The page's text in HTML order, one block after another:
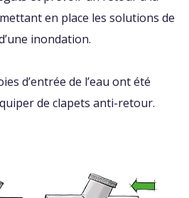
en place les solutions de
inondation.
d’entrée de l’eau ont été
de clapets anti-retour.